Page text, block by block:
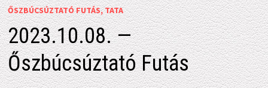
ŐSZBÚCSÚZTATÓ FUTÁS, TATA
2023.10.08. —
Őszbúcsúztató Futás